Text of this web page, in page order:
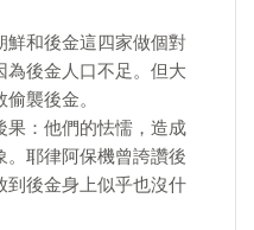
鮮和後金這四家做個對
為後金人口不足。但大
襲後金。
果：他們的怯懦，造成
。耶律阿保機曾誇讚後
到後金身上似乎也沒什